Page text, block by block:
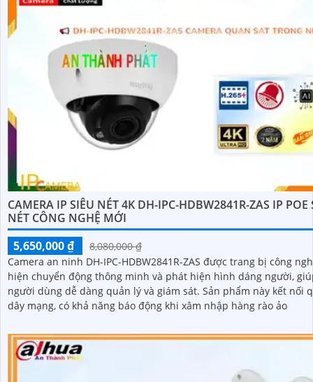
CAMERA IP SIÊU NÉT 4K DH-IPC-HDBW2841R-ZAS IP POE
NÉT CÔNG NGHỆ MỚI
5,650,000 ₫
8,080,000 ₫
Camera an ninh DH-IPC-HDBW2841R-ZAS được trang bị công
hiện chuyển động thông minh và phát hiện hình dáng người,
người dùng dễ dàng quản lý và giám sát. Sản phẩm này kết nối qua
dây mạng, có khả năng báo động khi xâm nhập hàng rào ảo